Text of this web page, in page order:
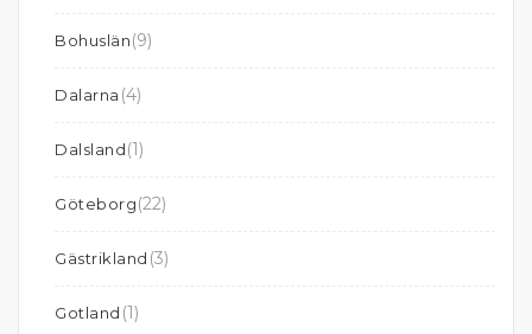
Bohuslän(9)
Dalarna (4)
Dalsland(1)
Göteborg(22)
Gästrikland (3)
Gotland (1)